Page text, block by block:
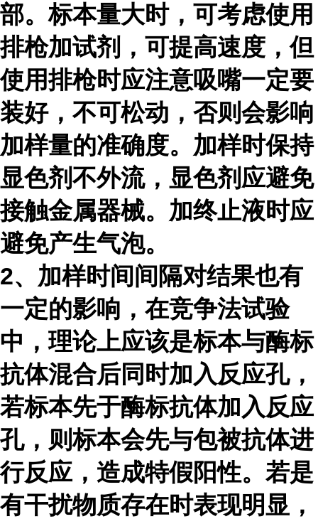
部。标本量大时，可考虑使用
排枪加试剂，可提高速度，但
使用排枪时应注意吸嘴一定要
装好，不可松动，否则会影响
加样量的准确度。加样时保持
显色剂不外流，显色剂应避免
接触金属器械。加终止液时应
避免产生气泡。
2、加样时间间隔对结果也有
一定的影响，在竞争法试验
中，理论上应该是标本与酶标
抗体混合后同时加入反应孔，
若标本先于酶标抗体加入反应
孔，则标本会先与包被抗体进
行反应，造成特假阳性。若是
有干扰物质存在时表现明显，